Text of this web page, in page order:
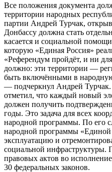
Все положения документа
территории народных
партии Андрей Турчак,
Донбассу должна стать
касается и социальной
которую «Единая Россия»
«Референдум пройдёт, и ни
должно: эти территории —
быть включёнными в
— подчеркнул Андрей Турчак.
отметил, что каждый новый
должен получить
годы. Это задача для всех
народной программы. По его
народной программы «Единой
эксплуатацию и
социальной инфраструктуры.
правовых актов во
30 федеральных законов.